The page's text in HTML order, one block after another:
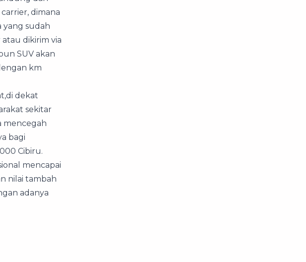
dimana
yang sudah
dikirim via
SUV akan
km
dekat
sekitar
mencegah
bagi
Cibiru.
mencapai
nilai tambah
adanya